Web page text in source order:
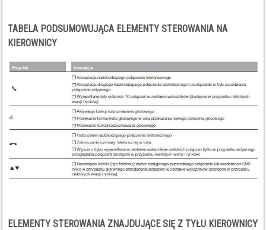
TABELA PODSUMOWUJĄCA ELEMENTY STEROWANIA NA
KIEROWNICY
ELEMENTY STEROWANIA ZNAJDUJĄCE SIĘ Z TYŁU KIEROWNICY